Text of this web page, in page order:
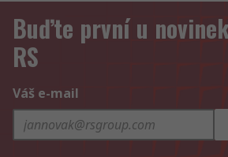
Buďte první u
RS
Váš e-mail